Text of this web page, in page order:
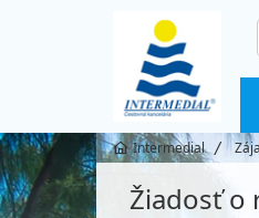
Intermedial
Žiadosť o